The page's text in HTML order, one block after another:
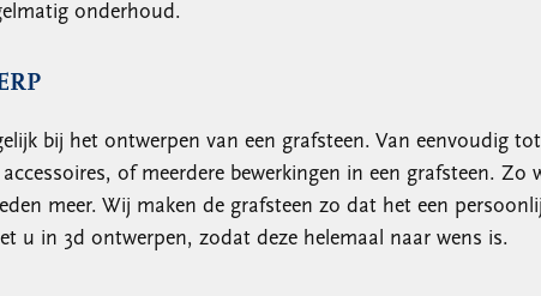
onderhoud.
bij het ontwerpen van een grafsteen. Van eenvoudig
of meerdere bewerkingen in een grafsteen. Zo
meer. Wij maken de grafsteen zo dat het een
u in 3d ontwerpen, zodat deze helemaal naar wens is.